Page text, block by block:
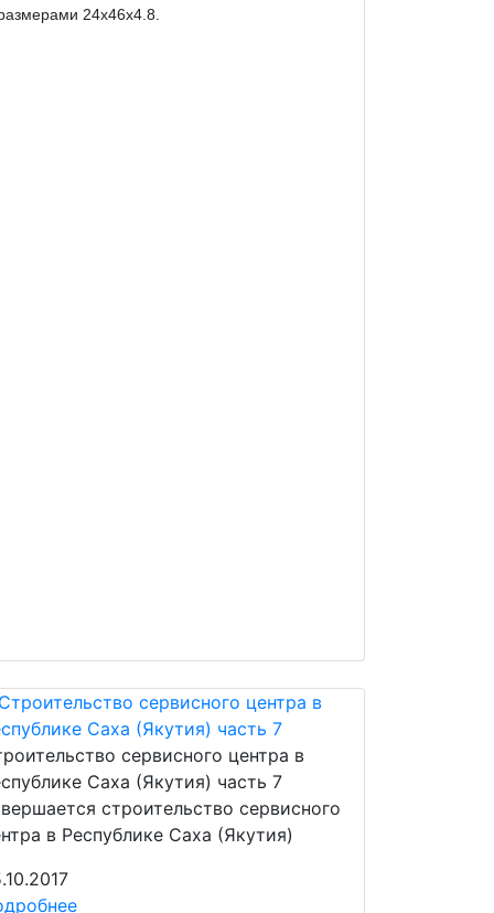
24х46х4.8.
сервисного центра в
Саха (Якутия) часть 7
строительство сервисного
в Республике Саха (Якутия)